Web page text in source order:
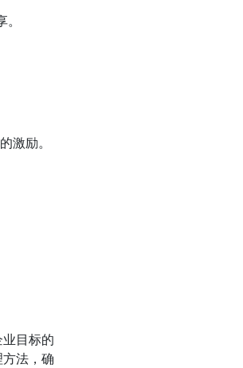
激励。
目标的
法，确